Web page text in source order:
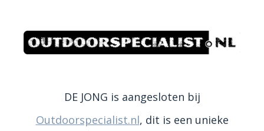
DE JONG is aangesloten bij
Outdoorspecialist.nl, dit is een unieke